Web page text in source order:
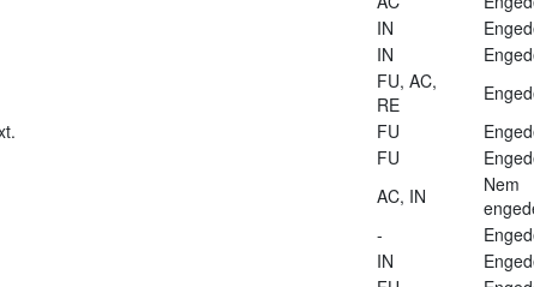
IN
IN
FU, AC,
RE
FU
FU
AC, IN
Nem
-
IN